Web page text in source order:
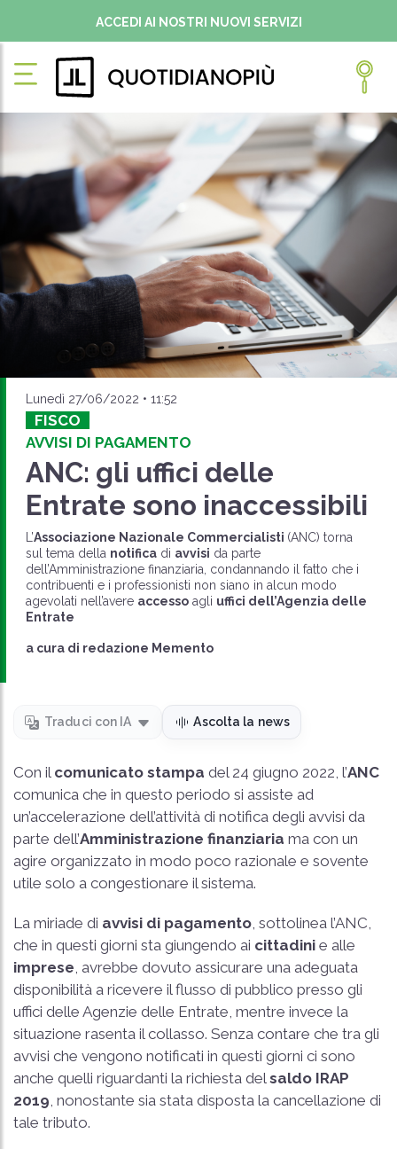
ACCEDI AI NOSTRI NUOVI SERVIZI
Lunedì 27/06/2022 • 11:52
FISCO
AVVISI DI PAGAMENTO
ANC: gli uffici delle
Entrate sono inaccessibili
L’Associazione Nazionale Commercialisti (ANC) torna
sul tema della notificadi avvisi da parte
dell’Amministrazione finanziaria, condannando il fatto che i
contribuenti e i professionisti non siano in alcun modo
agevolati nell’avere accessoagli uffici dell’Agenzia delle
Entrate
a cura di redazione Memento
Traduci con IA Ascolta la news
Con il comunicato stampa del 24 giugno 2022, l’ANC
comunica che in questo periodo si assiste ad
un’accelerazione dell’attività di notifica degli avvisi da
parte dell’Amministrazione finanziaria ma con un
agire organizzato in modo poco razionale e sovente
utile solo a congestionare il sistema.
La miriade di avvisi di pagamento, sottolinea l’ANC,
che in questi giorni sta giungendo ai cittadini e alle
imprese, avrebbe dovuto assicurare una adeguata
disponibilità a ricevere il flusso di pubblico presso gli
uffici delle Agenzie delle Entrate, mentre invece la
situazione rasenta il collasso. Senza contare che tra gli
avvisi che vengono notificati in questi giorni ci sono
anche quelli riguardanti la richiesta delsaldo IRAP
2019, nonostante sia stata disposta la cancellazione di
tale tributo.